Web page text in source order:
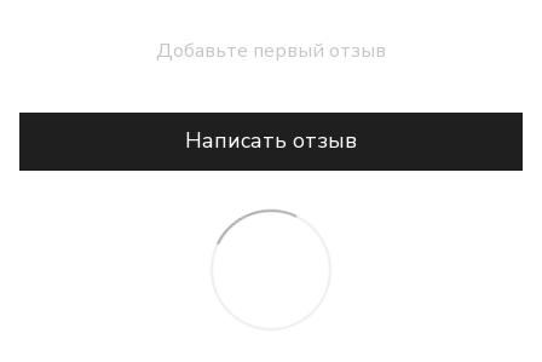
Добавьте первый отзыв
Написать отзыв